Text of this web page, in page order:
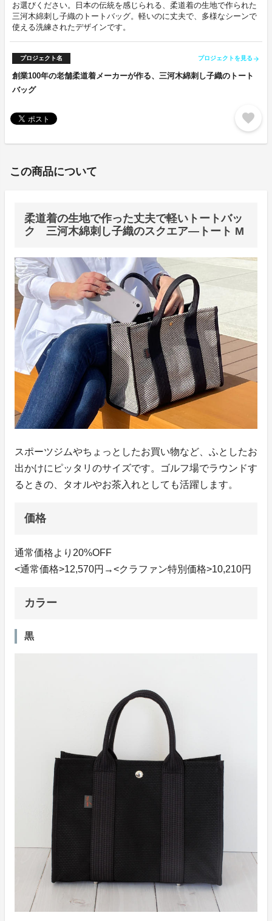
お選びください。日本の伝統を感じられる、柔道着の生地で作られた
三河木綿刺し子織のトートバッグ。軽いのに丈夫で、多様なシーンで
使える洗練されたデザインです。
プロジェクト名 プロジェクトを見る arrow_forward
創業100年の老舗柔道着メーカーが作る、三河木綿刺し子織のトート
バッグ
favorite
この商品について
柔道着の生地で作った丈夫で軽いトートバッ
ク 三河木綿刺し子織のスクエア―トート M
スポーツジムやちょっとしたお買い物など、ふとしたお
出かけにピッタリのサイズです。ゴルフ場でラウンドす
るときの、タオルやお茶入れとしても活躍します。
価格
通常価格より20%OFF
<通常価格>12,570円→<クラファン特別価格>10,210円
カラー
黒